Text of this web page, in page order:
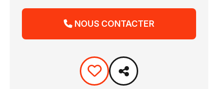
NOUS CONTACTER